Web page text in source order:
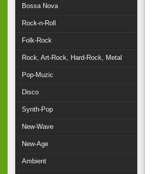
Bossa Nova
Rock-n-Roll
Folk-Rock
Rock, Art-Rock, Hard-Rock, Metal
Pop-Muzic
Disco
Synth-Pop
New-Wave
New-Age
Ambient